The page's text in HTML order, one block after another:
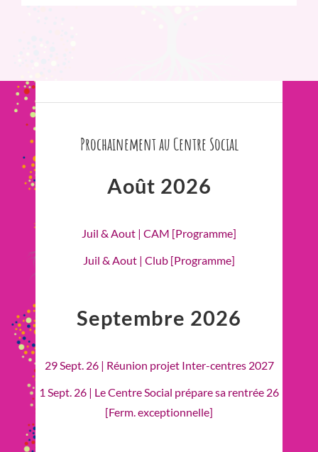
Prochainement au Centre Social
Août 2026
Juil & Aout | CAM [Programme]
Juil & Aout | Club [Programme]
Septembre 2026
29 Sept. 26 | Réunion projet Inter-centres 2027
1 Sept. 26 | Le Centre Social prépare sa rentrée 26
[Ferm. exceptionnelle]